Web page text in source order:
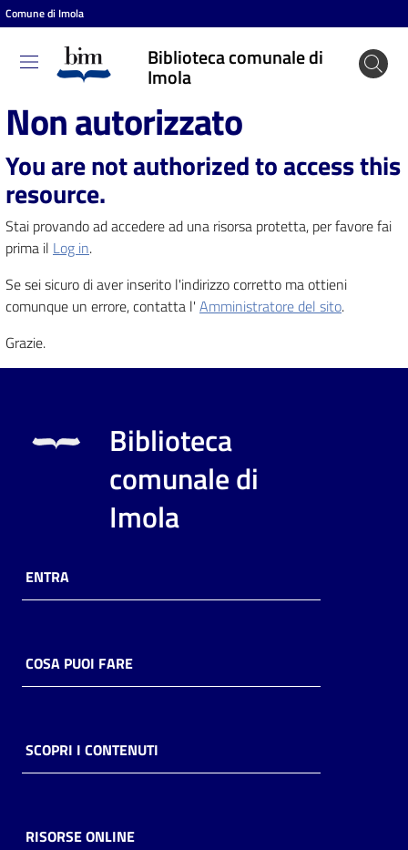
Vai al contenuto
Vai alla navigazione
Vai al footer
Comune di Imola
Biblioteca comunale di
Imola
Biblioteca
comunale
di Imola
Entra
Cosa
puoi
fare
contenuti
Casa
Piani
Archivio
storico
Non autorizzato
You are not authorized to access this
resource.
Stai provando ad accedere ad una risorsa protetta, per favore fai
prima il Log in.
Se sei sicuro di aver inserito l'indirizzo corretto ma ottieni
comunque un errore, contatta l' Amministratore del sito.
Grazie.
Biblioteca
comunale di
Imola
ENTRA
COSA PUOI FARE
SCOPRI I CONTENUTI
RISORSE ONLINE